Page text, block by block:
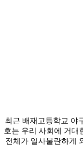
최근 배재고등학교 야
호는 우리 사회에 거대
전체가 일사불란하게